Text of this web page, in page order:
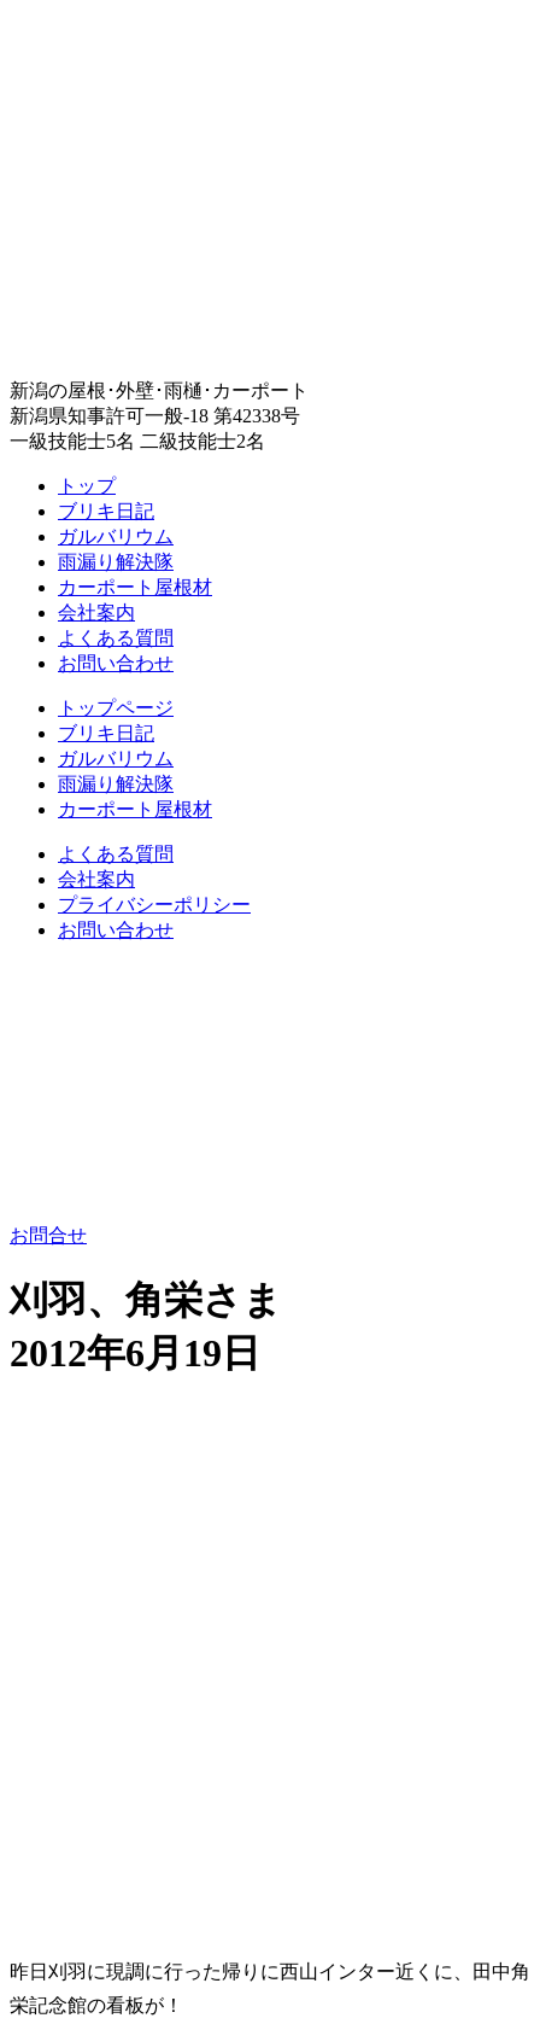
新潟の屋根･外壁･雨樋･カーポート
新潟県知事許可一般-18 第42338号
一級技能士5名 二級技能士2名
トップ
ブリキ日記
ガルバリウム
雨漏り解決隊
カーポート屋根材
会社案内
よくある質問
お問い合わせ
トップページ
ブリキ日記
ガルバリウム
雨漏り解決隊
カーポート屋根材
よくある質問
会社案内
プライバシーポリシー
お問い合わせ
お問合せ
刈羽、角栄さま
2012年6月19日
昨日刈羽に現調に行った帰りに西山インター近くに、田中角
栄記念館の看板が！